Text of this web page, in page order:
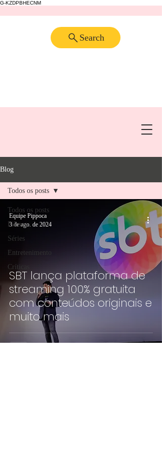
G-KZDPBHECNM
Search
Blog
Todos os posts
Filmes
Séries
Entretenimento
Críticas
Todos os posts
SBT lança plataforma de
streaming 100% gratuita
com conteúdos originais e
muito mais
Equipe Pippoca
3 de ago. de 2024